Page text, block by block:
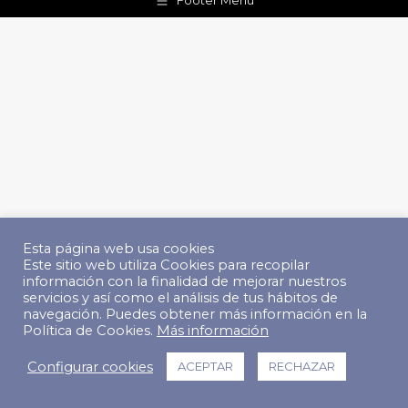
Esta página web usa cookies
Este sitio web utiliza Cookies para recopilar
información con la finalidad de mejorar nuestros
servicios y así como el análisis de tus hábitos de
navegación. Puedes obtener más información en la
Política de Cookies. Más información
Configurar cookies ACEPTAR RECHAZAR